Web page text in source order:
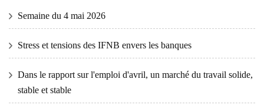
Semaine du 4 mai 2026
Stress et tensions des IFNB envers les banques
Dans le rapport sur l'emploi d'avril, un marché du travail solide,
stable et stable